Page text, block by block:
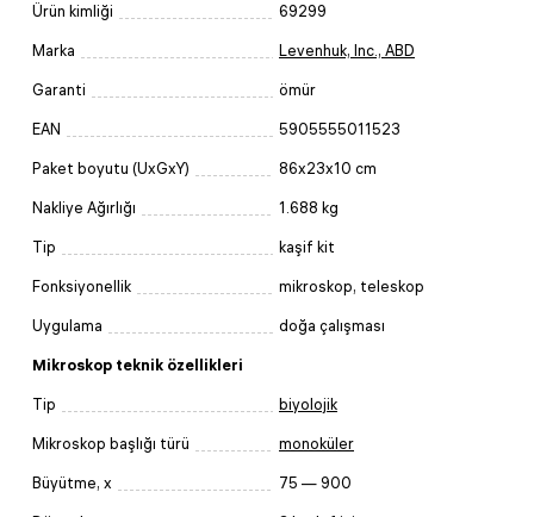
Ürün kimliği 69299
Marka Levenhuk, Inc., ABD
Garanti ömür
EAN 5905555011523
Paket boyutu (UxGxY) 86x23x10 cm
Nakliye Ağırlığı 1.688 kg
Tip kaşif kit
Fonksiyonellik mikroskop, teleskop
Uygulama doğa çalışması
Mikroskop teknik özellikleri
Tip biyolojik
Mikroskop başlığı türü monoküler
Büyütme, x 75 — 900